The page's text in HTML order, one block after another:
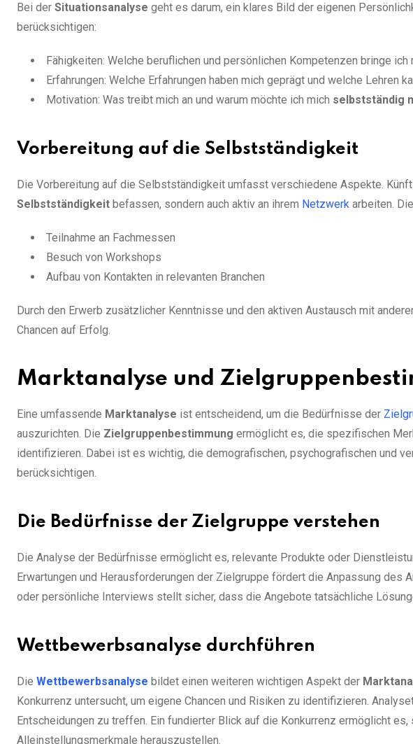
Bei der Situationsanalyse geht es darum, ein klares Bild der eigenen
berücksichtigen:
Fähigkeiten: Welche beruflichen und persönlichen Kompetenzen bringe ich
Erfahrungen: Welche Erfahrungen haben mich geprägt und welche Lehren
Motivation: Was treibt mich an und warum möchte ich mich selbstständig
Vorbereitung auf die Selbstständigkeit
Die Vorbereitung auf die Selbstständigkeit umfasst verschiedene Aspekte.
Selbstständigkeit befassen, sondern auch aktiv an ihrem Netzwerk arbeiten.
Teilnahme an Fachmessen
Besuch von Workshops
Aufbau von Kontakten in relevanten Branchen
Durch den Erwerb zusätzlicher Kenntnisse und den aktiven Austausch mit
Chancen auf Erfolg.
Marktanalyse und
Eine umfassende Marktanalyse ist entscheidend, um die Bedürfnisse der
auszurichten. Die Zielgruppenbestimmung ermöglicht es, die spezifischen
identifizieren. Dabei ist es wichtig, die demografischen, psychografischen und
berücksichtigen.
Die Bedürfnisse der Zielgruppe verstehen
Die Analyse der Bedürfnisse ermöglicht es, relevante Produkte oder
Erwartungen und Herausforderungen der Zielgruppe fördert die Anpassung des
oder persönliche Interviews stellt sicher, dass die Angebote tatsächliche
Wettbewerbsanalyse durchführen
Die Wettbewerbsanalyse bildet einen weiteren wichtigen Aspekt der
Konkurrenz untersucht, um eigene Chancen und Risiken zu identifizieren.
Entscheidungen zu treffen. Ein fundierter Blick auf die Konkurrenz ermöglicht
Alleinstellungsmerkmale herauszustellen.